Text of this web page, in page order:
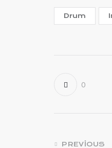
Drum
0
PREVIOUS